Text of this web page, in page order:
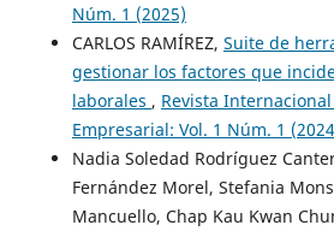
Núm. 1 (2025)
CARLOS RAMÍREZ, Suite de
gestionar los factores que
laborales , Revista
Empresarial: Vol. 1 Núm. 1
Nadia Soledad Rodríguez
Fernández Morel, Stefania
Mancuello, Chap Kau Kwan